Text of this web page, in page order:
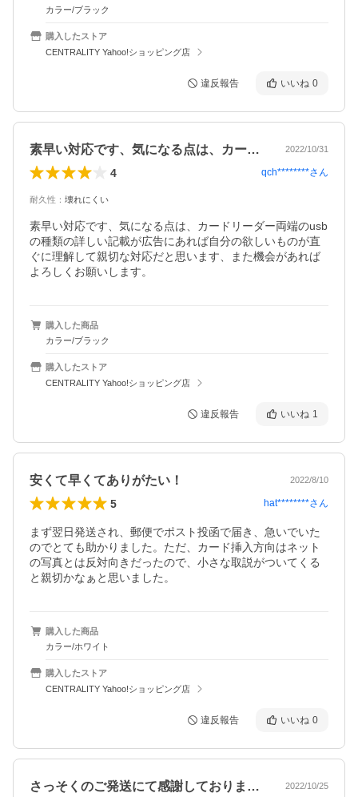
カラー/ブラック
購入したストア
CENTRALITY Yahoo!ショッピング店
違反報告 いいね 0
素早い対応です、気になる点は、カードリ… 2022/10/31
4 qch********さん
耐久性 ： 壊れにくい
素早い対応です、気になる点は、カードリーダー両端のusb
の種類の詳しい記載が広告にあれば自分の欲しいものが直
ぐに理解して親切な対応だと思います、また機会があれば
よろしくお願いします。
購入した商品
カラー/ブラック
購入したストア
CENTRALITY Yahoo!ショッピング店
違反報告 いいね 1
安くて早くてありがたい！ 2022/8/10
5 hat********さん
まず翌日発送され、郵便でポスト投函で届き、急いでいた
のでとても助かりました。ただ、カード挿入方向はネット
の写真とは反対向きだったので、小さな取説がついてくる
と親切かなぁと思いました。
購入した商品
カラー/ホワイト
購入したストア
CENTRALITY Yahoo!ショッピング店
違反報告 いいね 0
さっそくのご発送にて感謝しております。… 2022/10/25